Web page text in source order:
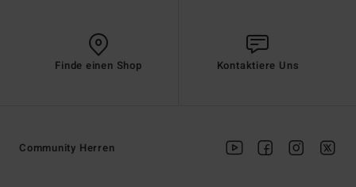
Finde einen Shop Kontaktiere Uns
Community Herren